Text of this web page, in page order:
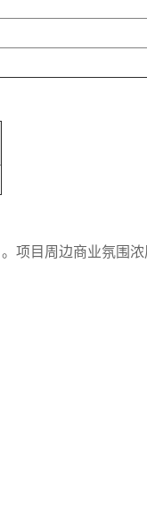
项目周边商业氛围